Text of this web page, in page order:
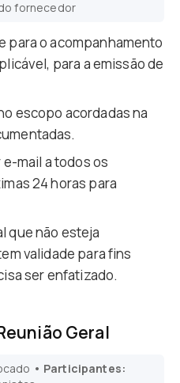
fornecedor
para o acompanhamento
para a emissão de
escopo acordadas na
mail a todos os
24 horas para
que não esteja
validade para fins
ser enfatizado.
Geral
• Participantes: